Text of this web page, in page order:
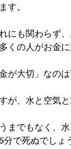
す。
にも関わらず、
くの人がお金
金が大切」なの
が、水と空気と
までもなく、水
分で死ぬでしょ